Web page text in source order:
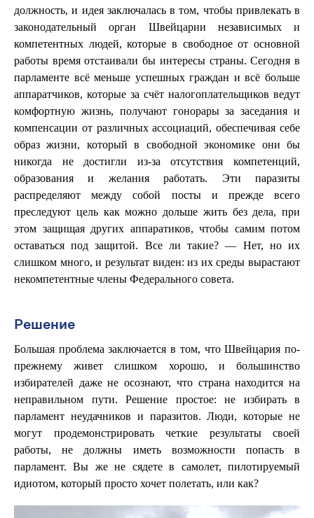
должность, и идея заключалась в том, чтобы привлекать в
законодательный орган Швейцарии независимых и
компетентных людей, которые в свободное от основной
работы время отстаивали бы интересы страны. Сегодня в
парламенте всё меньше успешных граждан и всё больше
аппаратчиков, которые за счёт налогоплательщиков ведут
комфортную жизнь, получают гонорары за заседания и
компенсации от различных ассоциаций, обеспечивая себе
образ жизни, который в свободной экономике они бы
никогда не достигли из-за отсутствия компетенций,
образования и желания работать. Эти паразиты
распределяют между собой посты и прежде всего
преследуют цель как можно дольше жить без дела, при
этом защищая других аппаратиков, чтобы самим потом
оставаться под защитой. Все ли такие? — Нет, но их
слишком много, и результат виден: из их среды вырастают
некомпетентные члены Федерального совета.
Решение
Большая проблема заключается в том, что Швейцария по-
прежнему живет слишком хорошо, и большинство
избирателей даже не осознают, что страна находится на
неправильном пути. Решение простое: не избирать в
парламент неудачников и паразитов. Люди, которые не
могут продемонстрировать четкие результаты своей
работы, не должны иметь возможности попасть в
парламент. Вы же не сядете в самолет, пилотируемый
идиотом, который просто хочет полетать, или как?